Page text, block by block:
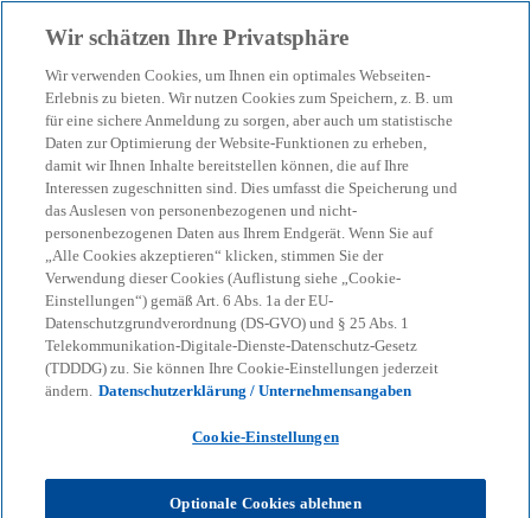
menu search
Wir schätzen Ihre Privatsphäre
Wir verwenden Cookies, um Ihnen ein optimales Webseiten-
Erlebnis zu bieten. Wir nutzen Cookies zum Speichern, z. B. um
für eine sichere Anmeldung zu sorgen, aber auch um statistische
Daten zur Optimierung der Website-Funktionen zu erheben,
damit wir Ihnen Inhalte bereitstellen können, die auf Ihre
Interessen zugeschnitten sind. Dies umfasst die Speicherung und
das Auslesen von personenbezogenen und nicht-
personenbezogenen Daten aus Ihrem Endgerät. Wenn Sie auf
„Alle Cookies akzeptieren“ klicken, stimmen Sie der
Verwendung dieser Cookies (Auflistung siehe „Cookie-
Einstellungen“) gemäß Art. 6 Abs. 1a der EU-
Datenschutzgrundverordnung (DS-GVO) und § 25 Abs. 1
Telekommunikation-Digitale-Dienste-Datenschutz-Gesetz
(TDDDG) zu. Sie können Ihre Cookie-Einstellungen jederzeit
ändern. Datenschutzerklärung / Unternehmensangaben
Cookie-Einstellungen
Optionale Cookies ablehnen